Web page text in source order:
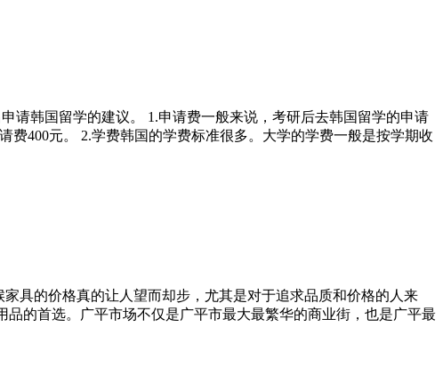
请韩国留学的建议。 1.申请费一般来说，考研后去韩国留学的申请
费400元。 2.学费韩国的学费标准很多。大学的学费一般是按学期收
具的价格真的让人望而却步，尤其是对于追求品质和价格的人来
的首选。广平市场不仅是广平市最大最繁华的商业街，也是广平最